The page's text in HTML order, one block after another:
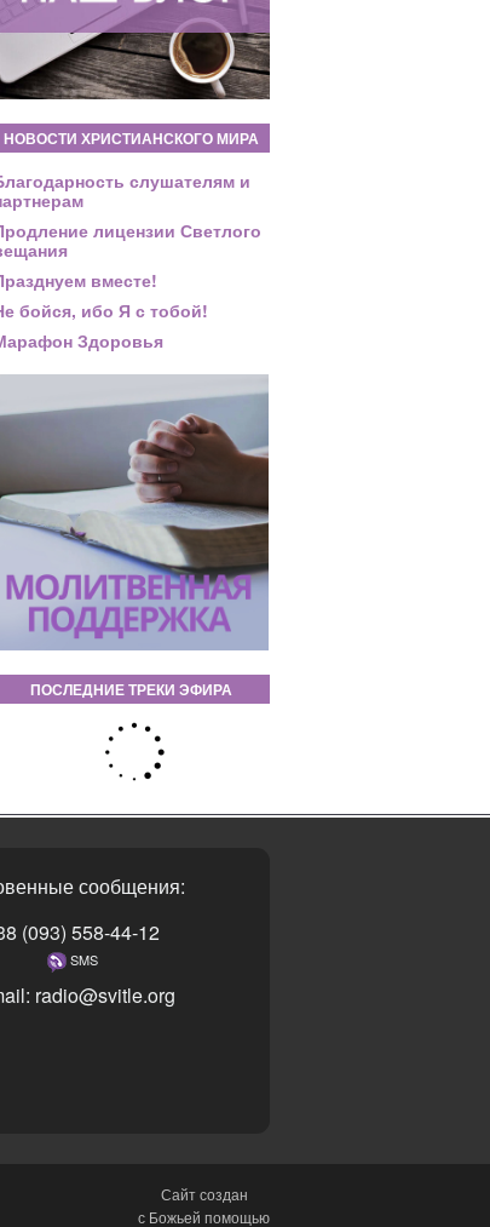
НОВОСТИ ХРИСТИАНСКОГО МИРА
слушателям и
лицензии Светлого
вместе!
бойся, ибо Я с тобой!
Здоровья
ПОСЛЕДНИЕ ТРЕКИ ЭФИРА
сообщения:
(093) 558-44-12
SMS
radio@svitle.org
Сайт создан
с Божьей помощью